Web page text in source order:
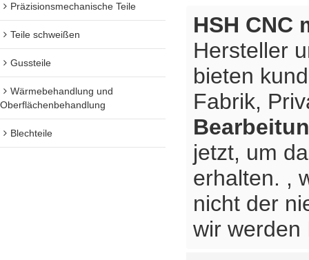
Präzisionsmechanische Teile
Teile schweißen
Gussteile
Wärmebehandlung und
Oberflächenbehandlung
Blechteile
HSH CNC
Hersteller
bieten
Fabrik,
jetzt, um
erhalten. ,
nicht der
wir werden